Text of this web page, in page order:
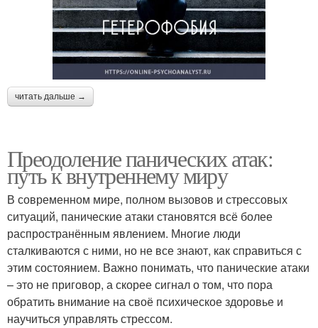
читать дальше →
Преодоление панических атак:
путь к внутреннему миру
В современном мире, полном вызовов и стрессовых
ситуаций, панические атаки становятся всё более
распространённым явлением. Многие люди
сталкиваются с ними, но не все знают, как справиться с
этим состоянием. Важно понимать, что панические атаки
– это не приговор, а скорее сигнал о том, что пора
обратить внимание на своё психическое здоровье и
научиться управлять стрессом.